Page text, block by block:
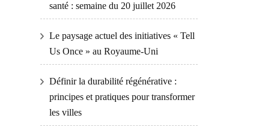
santé : semaine du 20 juillet 2026
Le paysage actuel des initiatives « Tell
Us Once » au Royaume-Uni
Définir la durabilité régénérative :
principes et pratiques pour transformer
les villes